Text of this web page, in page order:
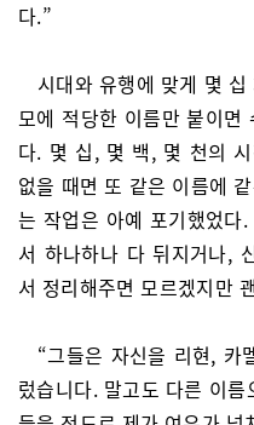
다.”
시대와 유행에 맞게 몇
모에 적당한 이름만 붙이면
다. 몇 십, 몇 백, 몇 천의
없을 때면 또 같은 이름에
는 작업은 아예 포기했었
서 하나하나 다 뒤지거나,
서 정리해주면 모르겠지만
“그들은 자신을 리현, 카
렀습니다. 말고도 다른 이